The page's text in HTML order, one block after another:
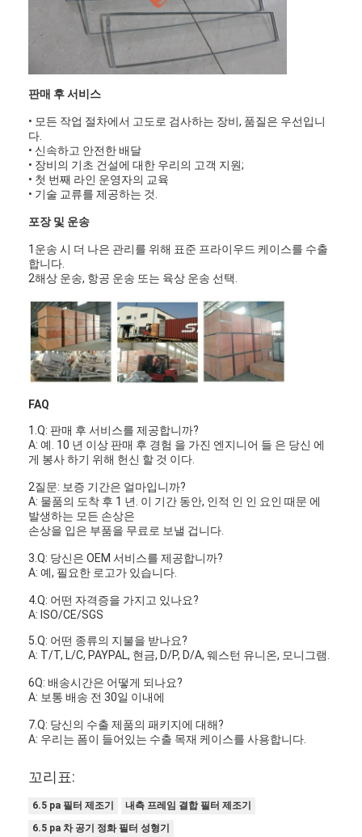
우리 에 관한 것
품질 관리
저희와 연락
뉴스
지금 얘기해
공기 정화 필터 성형기
공기 정화 필터 제조기
포켓 필터 성형기
자동리벳기계
세미 자동리벳기계
프레임 용접공
에어콘 헤파필터
공기 정화기 여과기
알루미늄 백 필터
종이 접기 구부림 기계
초음파 바느질 기계
공기 필터 프레임 만드는 기계
Hepa 백 필터
판매 후 서비스
• 모든 작업 절차에서 고도로 검사하는 장비, 품질은 우선입니
다.
• 신속하고 안전한 배달
• 장비의 기초 건설에 대한 우리의 고객 지원;
• 첫 번째 라인 운영자의 교육
• 기술 교류를 제공하는 것.
포장 및 운송
1운송 시 더 나은 관리를 위해 표준 프라이우드 케이스를 수출
합니다.
2해상 운송, 항공 운송 또는 육상 운송 선택.
FAQ
1.Q: 판매 후 서비스를 제공합니까?
A: 예. 10 년 이상 판매 후 경험 을 가진 엔지니어 들 은 당신 에
게 봉사 하기 위해 헌신 할 것 이다.
2질문: 보증 기간은 얼마입니까?
A: 물품의 도착 후 1 년. 이 기간 동안, 인적 인 인 요인 때문 에
발생하는 모든 손상은
손상을 입은 부품을 무료로 보낼 겁니다.
3.Q: 당신은 OEM 서비스를 제공합니까?
A: 예, 필요한 로고가 있습니다.
4.Q: 어떤 자격증을 가지고 있나요?
A: ISO/CE/SGS
5.Q: 어떤 종류의 지불을 받나요?
A: T/T, L/C, PAYPAL, 현금, D/P, D/A, 웨스턴 유니온, 모니그램.
6Q: 배송시간은 어떻게 되나요?
A: 보통 배송 전 30일 이내에
7.Q: 당신의 수출 제품의 패키지에 대해?
A: 우리는 폼이 들어있는 수출 목재 케이스를 사용합니다.
꼬리표:
6.5 pa 필터 제조기
내측 프레임 결합 필터 제조기
6.5 pa 차 공기 정화 필터 성형기